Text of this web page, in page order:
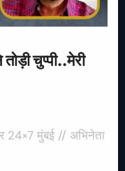
चुप्पी..मेरी